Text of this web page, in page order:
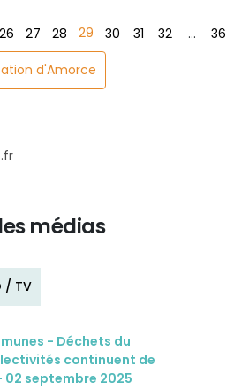
26 27 28 29 30 31 32 ... 36
d'Amorce
médias
/ TV
- Déchets du
continuent de
septembre 2025